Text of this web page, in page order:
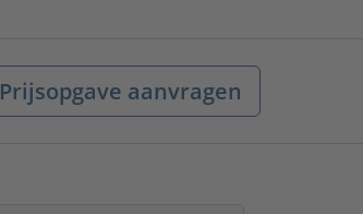
Prijsopgave aanvragen